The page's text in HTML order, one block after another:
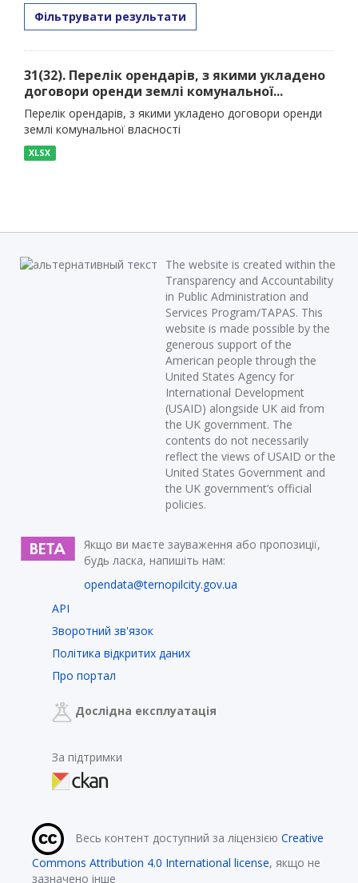
Фільтрувати результати
31(32). Перелік орендарів, з якими укладено
договори оренди землі комунальної...
Перелік орендарів, з якими укладено договори оренди
землі комунальної власності
XLSX
The website is created within the
Transparency and Accountability
in Public Administration and
Services Program/TAPAS. This
website is made possible by the
generous support of the
American people through the
United States Agency for
International Development
(USAID) alongside UK aid from
the UK government. The
contents do not necessarily
reflect the views of USAID or the
United States Government and
the UK government’s official
policies.
Якщо ви маєте зауваження або пропозиції,
будь ласка, напишіть нам:
opendata@ternopilcity.gov.ua
API
Зворотний зв'язок
Політика відкритих даних
Про портал
Дослідна експлуатація
За підтримки
Весь контент доступний за ліцензією Creative
Commons Attribution 4.0 International license, якщо не
зазначено інше